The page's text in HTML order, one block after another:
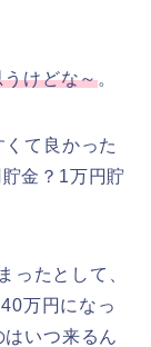
けどな～。
て良かった
金？1万円貯
ったとして、
万円になっ
いつ来るん